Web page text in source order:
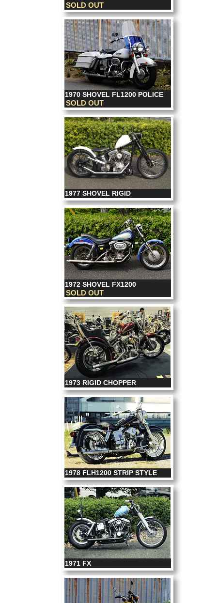
SOLD OUT
1970 SHOVEL FL1200 POLICE
SOLD OUT
1977 SHOVEL RIGID
1972 SHOVEL FX1200
SOLD OUT
1973 RIGID CHOPPER
1978 FLH1200 STRIP STYLE
1971 FX